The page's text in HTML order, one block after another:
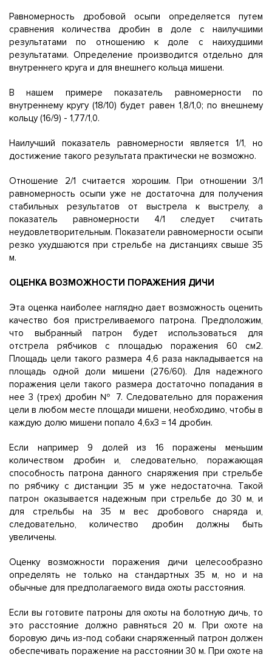
Равномерность дробовой осыпи определяется путем
сравнения количества дробин в доле с наилучшими
результатами по отношению к доле с наихудшими
результатами. Определение производится отдельно для
внутреннего круга и для внешнего кольца мишени.
В нашем примере показатель равномерности по
внутреннему кругу (18/10) будет равен 1,8/1,0; по внешнему
кольцу (16/9) - 1,77/1,0.
Наилучший показатель равномерности является 1/1, но
достижение такого результата практически не возможно.
Отношение 2/1 считается хорошим. При отношении 3/1
равномерность осыпи уже не достаточна для получения
стабильных результатов от выстрела к выстрелу, а
показатель равномерности 4/1 следует считать
неудовлетворительным. Показатели равномерности осыпи
резко ухудшаются при стрельбе на дистанциях свыше 35
м.
ОЦЕНКА ВОЗМОЖНОСТИ ПОРАЖЕНИЯ ДИЧИ
Эта оценка наиболее наглядно дает возможность оценить
качество боя пристреливаемого патрона. Предположим,
что выбранный патрон будет использоваться для
отстрела рябчиков с площадью поражения 60 см2.
Площадь цели такого размера 4,6 раза накладывается на
площадь одной доли мишени (276/60). Для надежного
поражения цели такого размера достаточно попадания в
нее 3 (трех) дробин № 7. Следовательно для поражения
цели в любом месте площади мишени, необходимо, чтобы в
каждую долю мишени попало 4,6x3 = 14 дробин.
Если например 9 долей из 16 поражены меньшим
количеством дробин и, следовательно, поражающая
способность патрона данного снаряжения при стрельбе
по рябчику с дистанции 35 м уже недостаточна. Такой
патрон оказывается надежным при стрельбе до 30 м, и
для стрельбы на 35 м вес дробового снаряда и,
следовательно, количество дробин должны быть
увеличены.
Оценку возможности поражения дичи целесообразно
определять не только на стандартных 35 м, но и на
обычные для предполагаемого вида охоты расстояния.
Если вы готовите патроны для охоты на болотную дичь, то
это расстояние должно равняться 20 м. При охоте на
боровую дичь из-под собаки снаряженный патрон должен
обеспечивать поражение на расстоянии 30 м. При охоте на